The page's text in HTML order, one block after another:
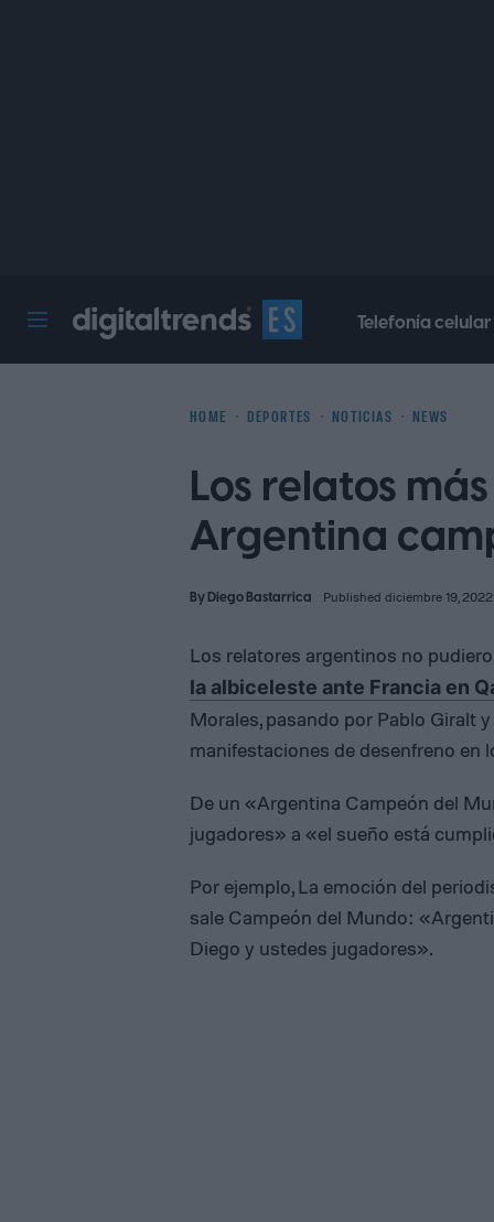
Telefonía celular
HOME DEPORTES NOTICIAS NEWS
Los relatos
Argentina
ByDiego Bastarrica Published diciembre 19, 2022
Los relatores argentinos no
la albiceleste ante Francia en
Morales, pasando por Pablo Giralt
manifestaciones de desenfreno en
De un «Argentina Campeón del
jugadores» a «el sueño está
Por ejemplo, La emoción del
sale Campeón del Mundo:
Diego y ustedes jugadores».